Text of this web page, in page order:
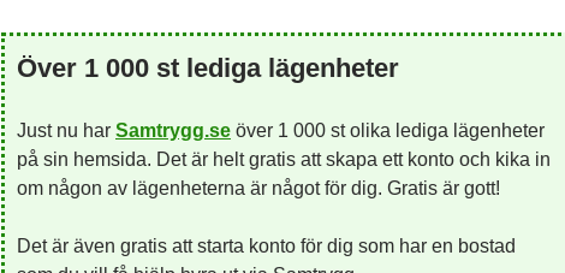
Över 1 000 st lediga lägenheter
Just nu har Samtrygg.se över 1 000 st olika lediga lägenheter
på sin hemsida. Det är helt gratis att skapa ett konto och kika in
om någon av lägenheterna är något för dig. Gratis är gott!
Det är även gratis att starta konto för dig som har en bostad